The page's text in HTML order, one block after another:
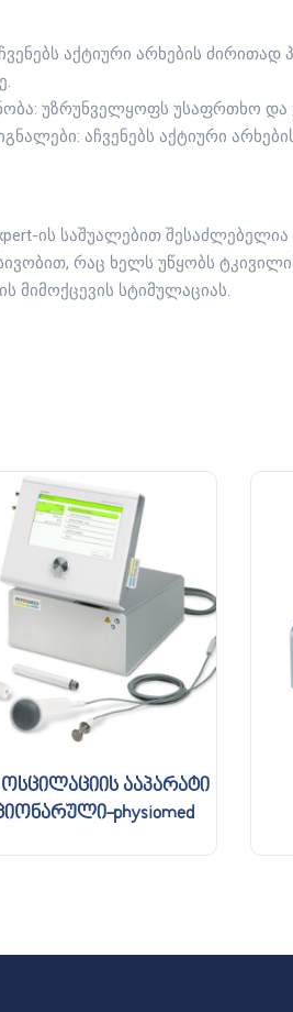
აქტიური არხების ძირითად
უზრუნველყოფს უსაფრთხო და
აჩვენებს აქტიური
ის საშუალებით
რაც ხელს უწყობს
მიმოქცევის სტიმულაციას.
ააპარატი
physiomed